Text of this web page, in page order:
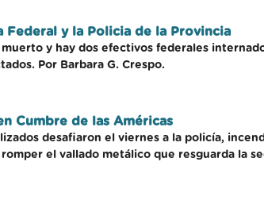
Federal y la Policia de la Provincia
y hay dos efectivos federales
Por Barbara G. Crespo.
Cumbre de las Américas
desafiaron el viernes a la policía,
el vallado metálico que resguarda la